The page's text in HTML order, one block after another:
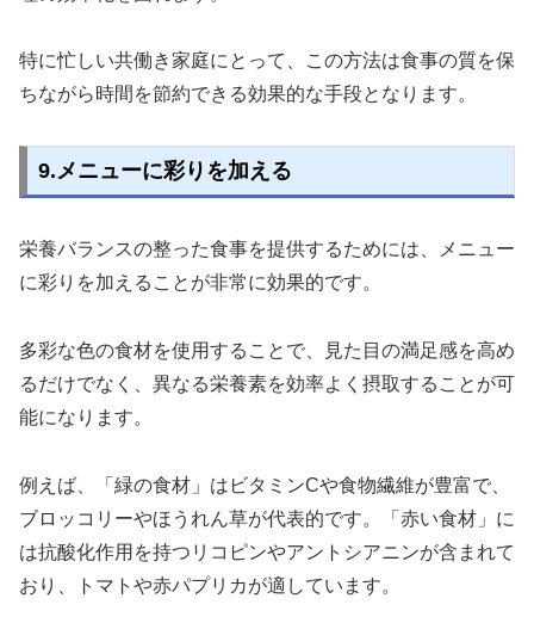
特に忙しい共働き家庭にとって、この方法は食事の質を保
ちながら時間を節約できる効果的な手段となります。
9.メニューに彩りを加える
栄養バランスの整った食事を提供するためには、メニュー
に彩りを加えることが非常に効果的です。
多彩な色の食材を使用することで、見た目の満足感を高め
るだけでなく、異なる栄養素を効率よく摂取することが可
能になります。
例えば、「緑の食材」はビタミンCや食物繊維が豊富で、
ブロッコリーやほうれん草が代表的です。「赤い食材」に
は抗酸化作用を持つリコピンやアントシアニンが含まれて
おり、トマトや赤パプリカが適しています。